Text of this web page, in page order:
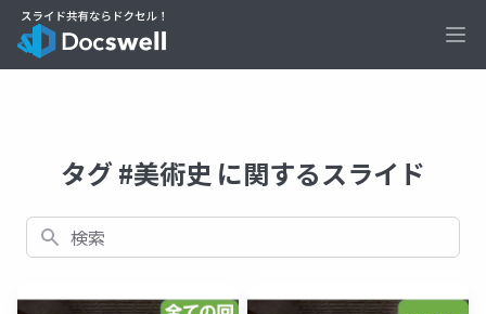
タグ #美術史 に関するスライド
検索